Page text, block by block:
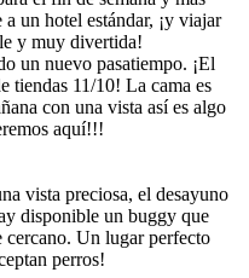
un hotel estándar, ¡y viajar
y muy divertida!
un nuevo pasatiempo. ¡El
tiendas 11/10! La cama es
con una vista así es algo
aquí!!!
vista preciosa, el desayuno
disponible un buggy que
cercano. Un lugar perfecto
perros!